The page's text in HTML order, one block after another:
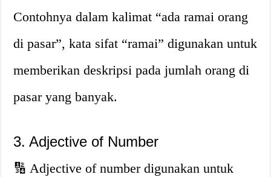
Contohnya dalam kalimat “ada ramai orang
di pasar”, kata sifat “ramai” digunakan untuk
memberikan deskripsi pada jumlah orang di
pasar yang banyak.
3. Adjective of Number
🔢 Adjective of number digunakan untuk